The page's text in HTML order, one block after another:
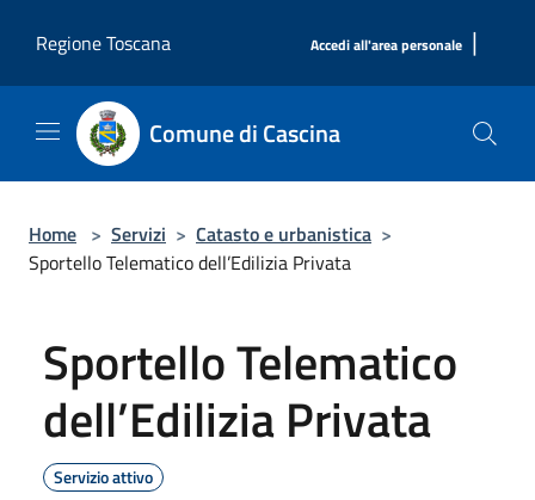
Regione Toscana
Accedi all'area personale |
Comune di Cascina
Home > Servizi > Catasto e urbanistica >
Sportello Telematico dell’Edilizia Privata
Sportello Telematico
dell’Edilizia Privata
Servizio attivo